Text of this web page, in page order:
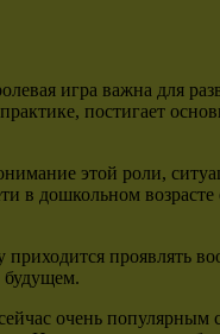
игра важна для
постигает
этой роли,
в дошкольном возрасте
проявлять
будущем.
очень популярным